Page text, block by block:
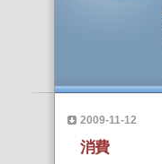
2009-11-12
消費